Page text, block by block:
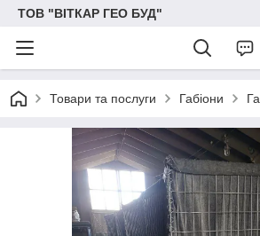
ТОВ "ВІТКАР ГЕО БУД"
Товари та послуги Габіони